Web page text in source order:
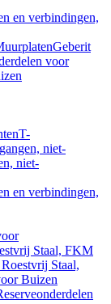
en verbindingen,
Geberit
voor
T-
niet-
niet-
en verbindingen,
Staal, FKM
Staal,
Buizen